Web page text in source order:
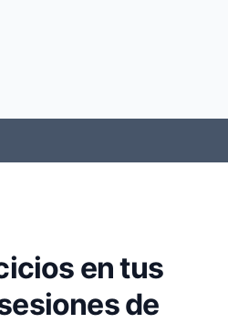
en tus
de